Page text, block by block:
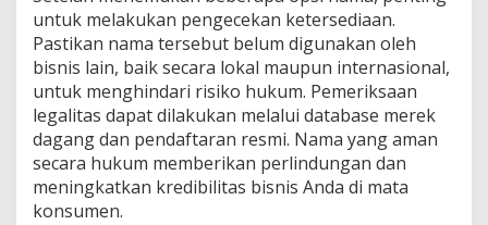
untuk melakukan pengecekan ketersediaan.
Pastikan nama tersebut belum digunakan oleh
bisnis lain, baik secara lokal maupun internasional,
untuk menghindari risiko hukum. Pemeriksaan
legalitas dapat dilakukan melalui database merek
dagang dan pendaftaran resmi. Nama yang aman
secara hukum memberikan perlindungan dan
meningkatkan kredibilitas bisnis Anda di mata
konsumen.